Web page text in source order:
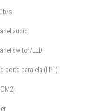
s
audio
switch/LED
porta paralela (LPT)